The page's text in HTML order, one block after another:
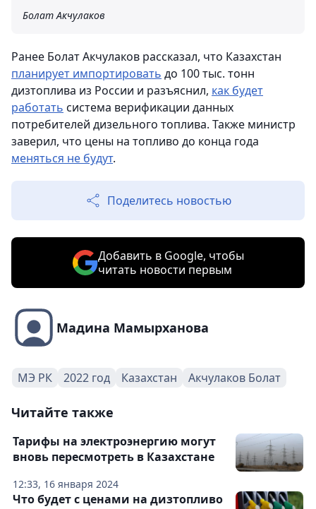
Болат Акчулаков
Ранее Болат Акчулаков рассказал, что Казахстан
планирует импортировать до 100 тыс. тонн
дизтоплива из России и разъяснил, как будет
работать система верификации данных
потребителей дизельного топлива. Также министр
заверил, что цены на топливо до конца года
меняться не будут.
Поделитесь новостью
Добавить в Google, чтобы
читать новости первым
Мадина Мамырханова
МЭ РК 2022 год Казахстан Акчулаков Болат
Читайте также
12:33, 16 января 2024
Тарифы на электроэнергию могут
вновь пересмотреть в Казахстане
Что будет с ценами на дизтопливо